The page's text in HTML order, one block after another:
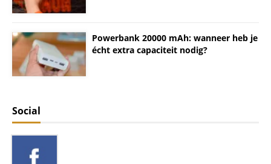
Powerbank 20000 mAh: wanneer heb je
écht extra capaciteit nodig?
Social